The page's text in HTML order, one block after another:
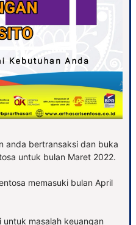
anda bertransaksi dan buka
untuk bulan Maret 2022.
memasuki bulan April
untuk masalah keuangan